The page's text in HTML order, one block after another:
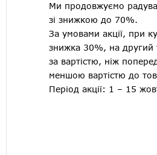
Ми продовжуємо
зі знижкою до 70%.
За умовами акції, при
знижка 30%, на другий
за вартістю, ніж
меншою вартістю до
Період акції: 1 – 15